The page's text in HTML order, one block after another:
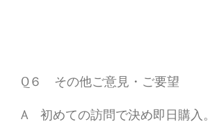
Q６ その他ご意見・ご要望
A 初めての訪問で決め即日購入。